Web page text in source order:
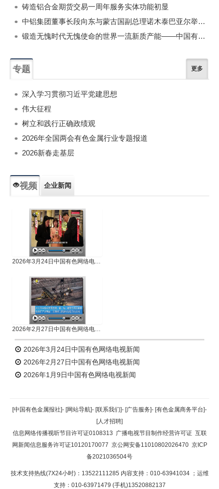
铸造铝合金期货交易一周年服务实体功能初显
中铝集团董事长段向东与蒙古国副总理诺木泰巴亚尔举行会谈
锻造无愧时代无愧使命的世界一流新质产能——中国有色金属工业的战略应对与破局之道（二）
专题 更多
深入学习贯彻习近平党建思想
伟大征程
树立和践行正确政绩观
2026年全国两会有色金属行业专题报道
2026新春走基层
视频 企业新闻
2026年3月24日中国有色网络电视新闻
2026年2月27日中国有色网络电视新闻
2026年3月24日中国有色网络电视新闻
2026年2月27日中国有色网络电视新闻
2026年1月9日中国有色网络电视新闻
[中国有色金属报社]- [网站导航]- [联系我们]- [广告服务]- [有色金属商务平台]-
[人才招聘]
信息网络传播视听节目许可证0108313 广播电视节目制作经营许可证 互联
网新闻信息服务许可证10120170077 京公网安备11010802026470 京ICP
备2021036504号
技术支持热线(7X24小时)：13522111285 内容支持：010-63941034 ；运维
支持：010-63971479 (手机)13520882137